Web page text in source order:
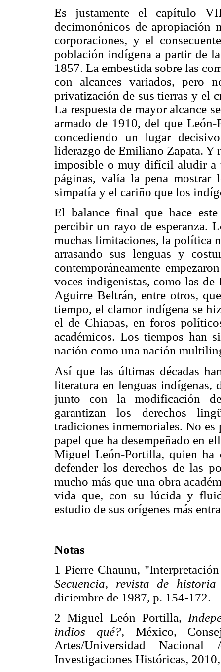
Es justamente el capítulo
decimonónicos de apropiación
corporaciones, y el
población indígena a partir de
1857. La embestida sobre las
con alcances variados, pero
privatización de sus tierras y el
La respuesta de mayor alcance
armado de 1910, del que
concediendo un lugar
liderazgo de Emiliano Zapata. Y
imposible o muy difícil aludir a
páginas, valía la pena mostrar
simpatía y el cariño que los
El balance final que hace
percibir un rayo de esperanza.
muchas limitaciones, la política
arrasando sus lenguas y
contemporáneamente
voces indigenistas, como las
Aguirre Beltrán, entre otros,
tiempo, el clamor indígena se
el de Chiapas, en foros
académicos. Los tiempos han
nación como una nación
Así que las últimas décadas
literatura en lenguas indígenas,
junto con la modificación
garantizan los derechos
tradiciones inmemoriales. No es
papel que ha desempeñado en
Miguel León-Portilla, quien
defender los derechos de las
mucho más que una obra
vida que, con su lúcida y
estudio de sus orígenes más
Notas
1 Pierre Chaunu,
Secuencia, revista de
diciembre de 1987, p. 154-
2 Miguel León Portilla,
indios qué?, México,
Artes/Universidad
Investigaciones Históricas,